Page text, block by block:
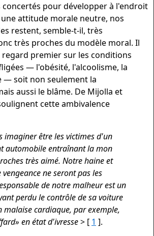
pour développer à l'endroit
attitude morale neutre, nos
restent, semble-t-il, très
très proches du modèle moral. Il
premier sur les conditions
— l'obésité, l'alcoolisme, la
— soit non seulement la
aussi le blâme. De Mijolla et
cette ambivalence
imaginer être les victimes d'un
automobile entraînant la mon
très aimé. Notre haine et
ne seront pas les
de notre malheur est un
perdu le contrôle de sa voiture
malaise cardiaque, par exemple,
en état d'ivresse> [ 1 ].